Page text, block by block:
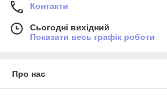
Контакти
Сьогодні вихідний
Показати весь графік роботи
Про нас